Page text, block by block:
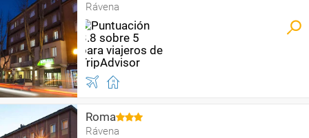
Rávena
Roma
Rávena